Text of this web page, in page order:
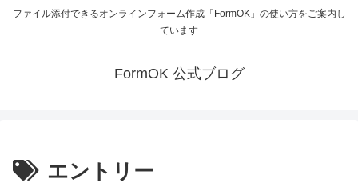
ファイル添付できるオンラインフォーム作成「FormOK」の使い方をご案内し
ています
FormOK 公式ブログ
エントリー